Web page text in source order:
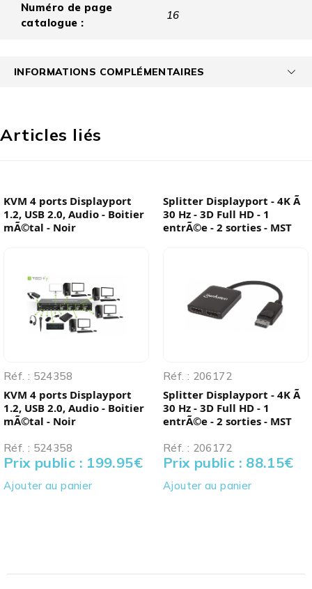
Numéro de page
catalogue :
16
INFORMATIONS COMPLÉMENTAIRES
Articles liés
KVM 4 ports Displayport
1.2, USB 2.0, Audio - Boitier
mÃ©tal - Noir
Réf. : 524358
KVM 4 ports Displayport
1.2, USB 2.0, Audio - Boitier
mÃ©tal - Noir
Réf. : 524358
Prix public : 199.95€
Ajouter au panier
Splitter Displayport - 4K Ã
30 Hz - 3D Full HD - 1
entrÃ©e - 2 sorties - MST
Réf. : 206172
Splitter Displayport - 4K Ã
30 Hz - 3D Full HD - 1
entrÃ©e - 2 sorties - MST
Réf. : 206172
Prix public : 88.15€
Ajouter au panier